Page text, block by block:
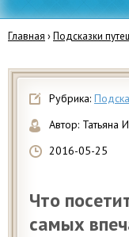
Главная ›Подсказки
Рубрика:
Автор: Татьяна
2016-05-25
Что
самых